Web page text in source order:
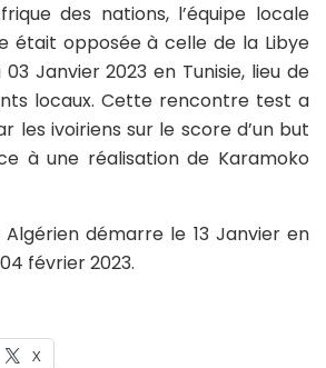
des nations, l’équipe locale
était opposée à celle de la Libye
Janvier 2023 en Tunisie, lieu de
locaux. Cette rencontre test a
les ivoiriens sur le score d’un but
à une réalisation de Karamoko
démarre le 13 Janvier en
février 2023.
X